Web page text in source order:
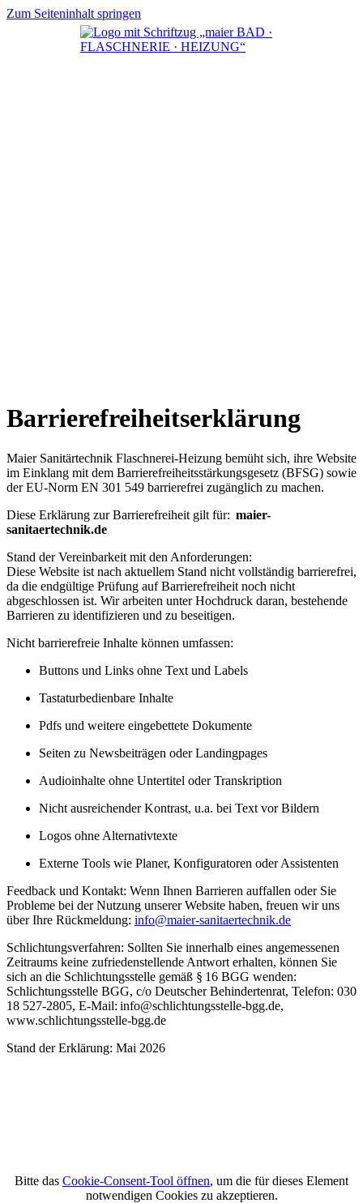
Zum Seiteninhalt springen
Barrierefreiheitserklärung
Maier Sanitärtechnik Flaschnerei-Heizung bemüht sich, ihre Website
im Einklang mit dem Barrierefreiheitsstärkungsgesetz (BFSG) sowie
der EU-Norm EN 301 549 barrierefrei zugänglich zu machen.
Diese Erklärung zur Barrierefreiheit gilt für: maier-
sanitaertechnik.de
Stand der Vereinbarkeit mit den Anforderungen:
Diese Website ist nach aktuellem Stand nicht vollständig barrierefrei,
da die endgültige Prüfung auf Barrierefreiheit noch nicht
abgeschlossen ist. Wir arbeiten unter Hochdruck daran, bestehende
Barrieren zu identifizieren und zu beseitigen.
Nicht barrierefreie Inhalte können umfassen:
Buttons und Links ohne Text und Labels
Tastaturbedienbare Inhalte
Pdfs und weitere eingebettete Dokumente
Seiten zu Newsbeiträgen oder Landingpages
Audioinhalte ohne Untertitel oder Transkription
Nicht ausreichender Kontrast, u.a. bei Text vor Bildern
Logos ohne Alternativtexte
Externe Tools wie Planer, Konfiguratoren oder Assistenten
Feedback und Kontakt: Wenn Ihnen Barrieren auffallen oder Sie
Probleme bei der Nutzung unserer Website haben, freuen wir uns
über Ihre Rückmeldung: info@maier-sanitaertechnik.de
Schlichtungsverfahren: Sollten Sie innerhalb eines angemessenen
Zeitraums keine zufriedenstellende Antwort erhalten, können Sie
sich an die Schlichtungsstelle gemäß § 16 BGG wenden:
Schlichtungsstelle BGG, c/o Deutscher Behindertenrat, Telefon: 030
18 527-2805, E-Mail: info@schlichtungsstelle-bgg.de,
www.schlichtungsstelle-bgg.de
Stand der Erklärung: Mai 2026
Bitte das Cookie-Consent-Tool öffnen, um die für dieses Element
notwendigen Cookies zu akzeptieren.